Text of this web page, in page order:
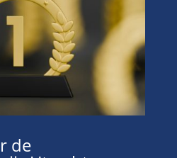
de